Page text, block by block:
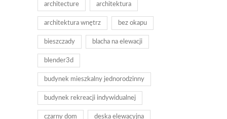
architecture architektura
architektura wnętrz bez okapu
bieszczady blacha na elewacji
blender3d
budynek mieszkalny jednorodzinny
budynek rekreacji indywidualnej
czarny dom deska elewacyjna